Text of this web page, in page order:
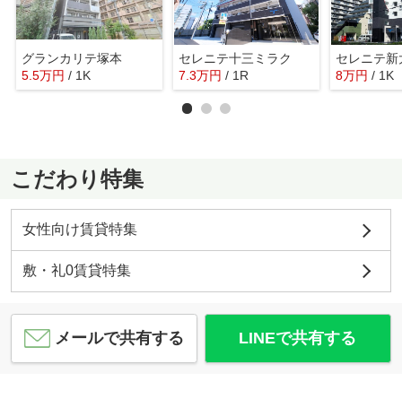
グランカリテ塚本
5.5万円 / 1K
セレニテ十三ミラク
7.3万円 / 1R
セレニテ
8万円 / 1K
こだわり特集
女性向け賃貸特集
敷・礼0賃貸特集
メールで共有する LINEで共有する